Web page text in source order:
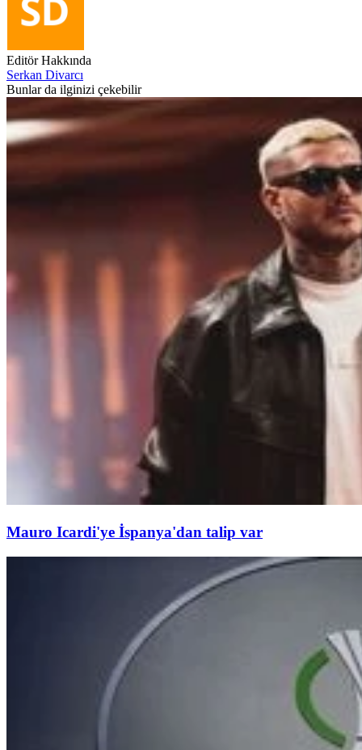
Editör Hakkında
Serkan Divarcı
Bunlar da ilginizi çekebilir
Mauro Icardi'ye İspanya'dan talip var